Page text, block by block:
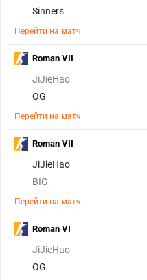
Sinners
Перейти на матч
JiJieHao
OG
Перейти на матч
Roman VII
JiJieHao
BIG
Перейти на матч
Roman VII
JiJieHao
OG
Roman VI